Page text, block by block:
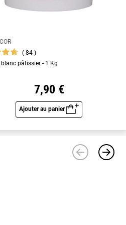
84
pâtissier - 1 Kg
7,90 €
Ajouter au panier
Aperçu rapide